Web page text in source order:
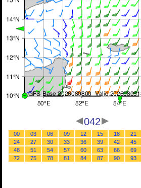
042
00 03 06 09 12 15 18
21
24
27 30 33 36 39 42
45
48
51 54 57 60 63 66
69
72
75 78 81 84 87 90 93